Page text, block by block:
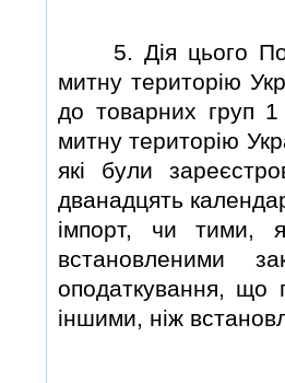
5. Дiя цього
митну територiю
до товарних груп
митну територiю
якi були
дванадцять
iмпорт, чи тими,
встановленими
оподаткування, що
iншими, нiж